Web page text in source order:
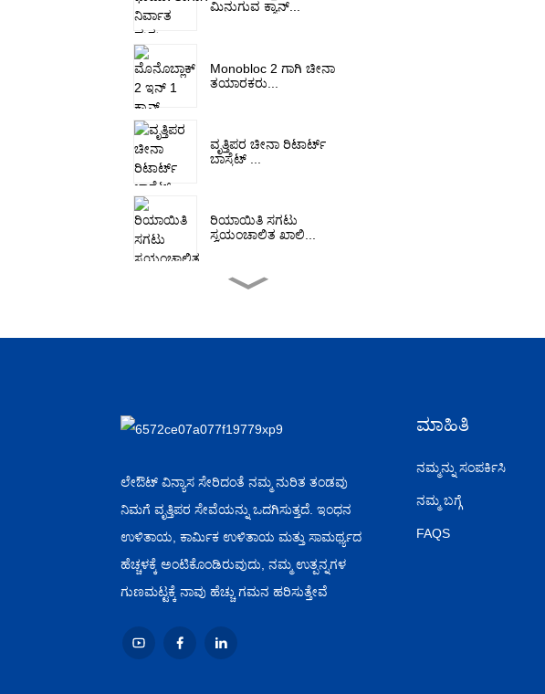
ಮಿನುಗುವ ಕ್ಯಾನ್...
Monobloc 2 ಗಾಗಿ ಚೀನಾ
ತಯಾರಕರು...
ವೃತ್ತಿಪರ ಚೀನಾ ರಿಟಾರ್ಟ್
ಬಾಸ್ಕೆಟ್ ...
ರಿಯಾಯಿತಿ ಸಗಟು
ಸ್ವಯಂಚಾಲಿತ ಖಾಲಿ...
OEM ತಯಾರಕ ಹಾಟ್ ಸೆಲ್
ಪೆಟ್ ಕ್ಯಾನ್...
ಲೇಔಟ್ ವಿನ್ಯಾಸ ಸೇರಿದಂತೆ ನಮ್ಮ ನುರಿತ ತಂಡವು
ನಿಮಗೆ ವೃತ್ತಿಪರ ಸೇವೆಯನ್ನು ಒದಗಿಸುತ್ತದೆ. ಇಂಧನ
ಉಳಿತಾಯ, ಕಾರ್ಮಿಕ ಉಳಿತಾಯ ಮತ್ತು ಸಾಮರ್ಥ್ಯದ
ಹೆಚ್ಚಳಕ್ಕೆ ಅಂಟಿಕೊಂಡಿರುವುದು, ನಮ್ಮ ಉತ್ಪನ್ನಗಳ
ಗುಣಮಟ್ಟಕ್ಕೆ ನಾವು ಹೆಚ್ಚು ಗಮನ ಹರಿಸುತ್ತೇವೆ
ಮಾಹಿತಿ
ನಮ್ಮನ್ನು ಸಂಪರ್ಕಿಸಿ
ನಮ್ಮ ಬಗ್ಗೆ
FAQS